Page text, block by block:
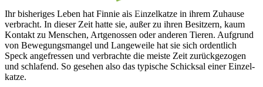
Ihr bis­her­iges Leben hat Finnie als Einzel­katze in ihrem Zu­hause
ver­bracht. In dieser Zeit hatte sie, außer zu ihren Be­sitz­ern, kaum
Kontakt zu Men­schen, Art­ge­nossen oder anderen Tieren. Auf­grund
von Be­wegungs­mangel und Lange­weile hat sie sich or­dent­lich
Speck an­ge­fress­en und ver­brach­te die meiste Zeit zu­rück­ge­zogen
und schlaf­end. So ge­sehen also das typ­ische Schick­sal einer Einzel­
katze.